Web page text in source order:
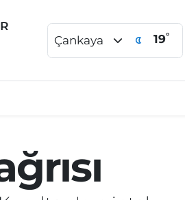
Çankaya 19°